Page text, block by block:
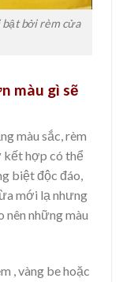
bật bởi rèm cửa
màu gì sẽ
màu sắc, rèm
kết hợp có thể
biệt độc đáo,
mới lạ nhưng
nên những màu
, vàng be hoặc